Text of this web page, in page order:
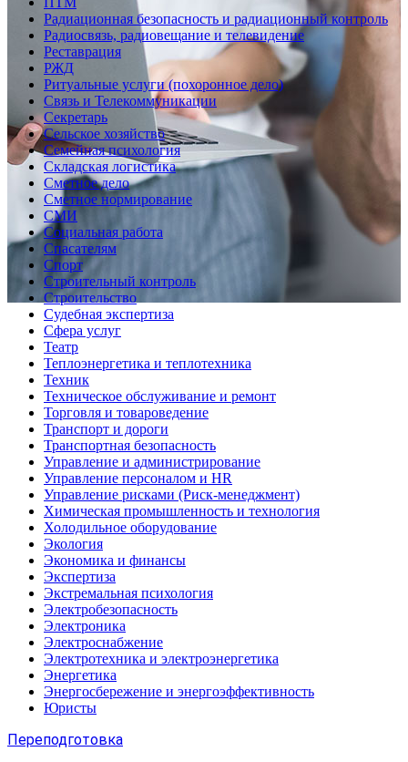
Радиационная безопасность и радиационный контроль
Радиосвязь, радиовещание и телевидение
Реставрация
РЖД
Ритуальные услуги (похоронное дело)
Связь и Телекоммуникации
Секретарь
Сельское хозяйство
Семейная психология
Складская логистика
Сметное дело
Сметное нормирование
СМИ
Социальная работа
Спасателям
Спорт
Строительный контроль
Строительство
Судебная экспертиза
Сфера услуг
Театр
Теплоэнергетика и теплотехника
Техник
Техническое обслуживание и ремонт
Торговля и товароведение
Транспорт и дороги
Транспортная безопасность
Управление и администрирование
Управление персоналом и HR
Управление рисками (Риск-менеджмент)
Химическая промышленность и технология
Холодильное оборудование
Экология
Экономика и финансы
Экспертиза
Экстремальная психология
Электробезопасность
Электроника
Электроснабжение
Электротехника и электроэнергетика
Энергетика
Энергосбережение и энергоэффективность
Юристы
Переподготовка